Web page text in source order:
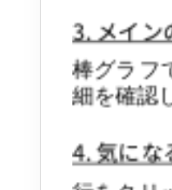
3. メイン
棒グラフ
細を確認
4. 気にな